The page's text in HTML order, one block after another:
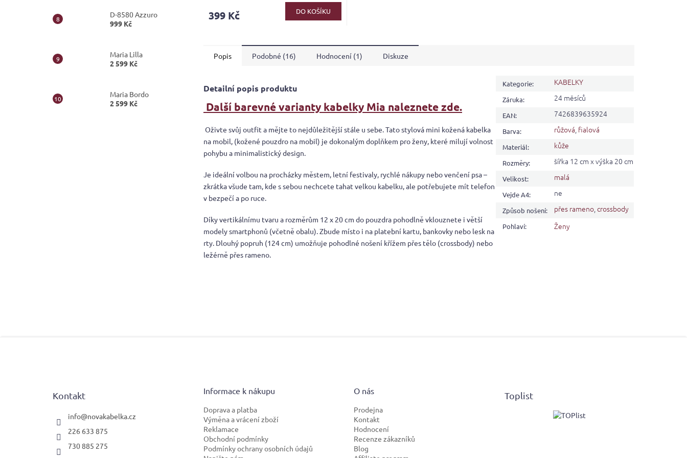
D-8580 Azzuro
999 Kč
Maria Lilla
2 599 Kč
Maria Bordo
2 599 Kč
399 Kč DO KOŠÍKU
Popis Podobné (16) Hodnocení (1) Diskuze
Detailní popis produktu
Další barevné varianty kabelky Mia naleznete zde.
Oživte svůj outfit a mějte to nejdůležitější stále u sebe. Tato stylová mini kožená kabelka
na mobil, (kožené pouzdro na mobil) je dokonalým doplňkem pro ženy, které milují volnost
pohybu a minimalistický design.
Je ideální volbou na procházky městem, letní festivaly, rychlé nákupy nebo venčení psa –
zkrátka všude tam, kde s sebou nechcete tahat velkou kabelku, ale potřebujete mít telefon
v bezpečí a po ruce.
Díky vertikálnímu tvaru a rozměrům 12 x 20 cm do pouzdra pohodlně vklouznete i větší
modely smartphonů (včetně obalu). Zbude místo i na platební kartu, bankovky nebo lesk na
rty. Dlouhý popruh (124 cm) umožňuje pohodlné nošení křížem přes tělo (crossbody) nebo
ležérně přes rameno.
Kategorie: KABELKY
Záruka: 24 měsíců
EAN: 7426839635924
Barva: růžová fialová
Materiál: kůže
Rozměry: šířka 12 cm x výška 20 cm
Velikost: malá
Vejde A4: ne
Způsob nošení: přes rameno ,crossbody
Pohlaví: Ženy
Kontakt
info@novakabelka.cz
226 633 875
730 885 275
Informace k nákupu
Doprava a platba
Výměna a vrácení zboží
Reklamace
Obchodní podmínky
Podmínky ochrany osobních údajů
O nás
Prodejna
Kontakt
Hodnocení
Recenze zákazníků
Blog
Toplist